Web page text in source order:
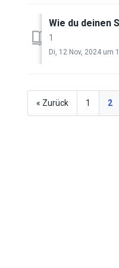
Wie du deinen
1
Di, 12 Nov, 2024 um
« Zurück 1 2